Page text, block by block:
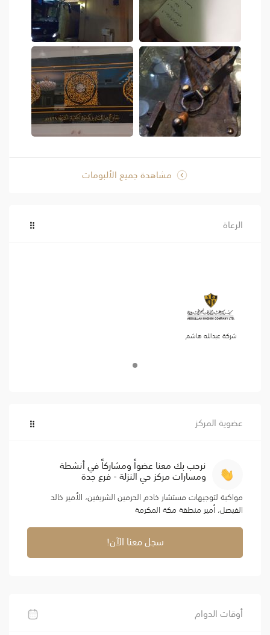
مشاهدة جميع الألبومات
الرعاة
شركة عبدالله هاشم
عضوية المركز
نرحب بك معنا عضواً ومشاركاً في أنشطة
ومسارات مركز حي النزلة - فرع جدة
مواكبة لتوجيهات مستشار خادم الحرمين الشريفين، الأمير خالد
الفيصل، أمير منطقة مكة المكرمة
سجل معنا الآن!
أوقات الدوام